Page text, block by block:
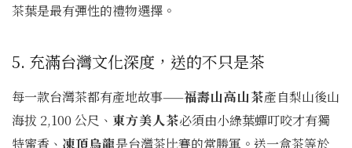
茶葉是最有彈性的禮物選擇。
5. 充滿台灣文化深度，送的不只是茶
每一款台灣茶都有產地故事——福壽山高山茶產自梨山後山
海拔 2,100 公尺、 東方美人茶必須由小綠葉蟬叮咬才有獨
特蜜香、 凍頂烏龍是台灣茶比賽的常勝軍。送一盒茶等於